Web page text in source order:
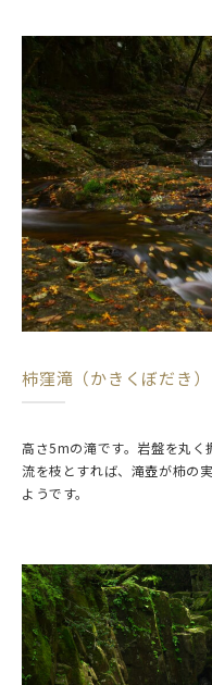
柿窪滝（かきくぼだき）
高さ5mの滝です。岩盤を丸
流を枝とすれば、滝壺が柿の
ようです。